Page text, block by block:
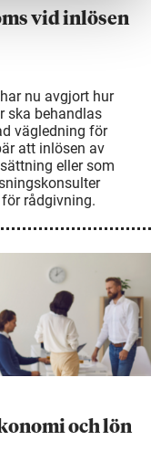
vid inlösen
nu avgjort hur
ska behandlas
vägledning för
att inlösen av
eller som
rådgivning.
och lön